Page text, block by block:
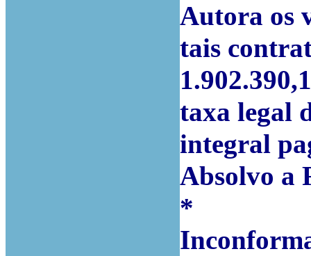
Autora os
tais
taxa legal
integral
Absolvo a
*